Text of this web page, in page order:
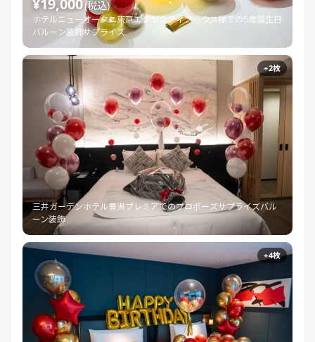
¥19,000(税込)
ホテルニューオータニ東京エグゼクティブハウス禅での5歳誕生日
バルーン装飾サプライズ
+2枚
三井ガーデンホテル豊洲プレミアでのプロポーズサプライズバル
ーン装飾
+4枚